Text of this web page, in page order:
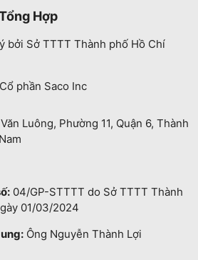
Hợp
bởi Sở TTTT Thành phố Hồ Chí
phần Saco Inc
Luông, Phường 11, Quận 6, Thành
04/GP-STTTT do Sở TTTT Thành
01/03/2024
Ông Nguyễn Thành Lợi